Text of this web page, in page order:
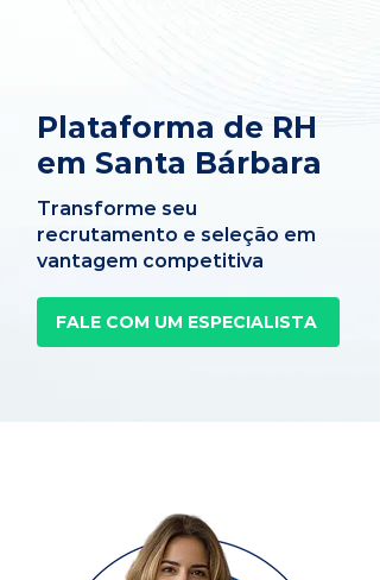
Plataforma de RH
em Santa Bárbara
Transforme seu
recrutamento e seleção em
vantagem competitiva
FALE COM UM ESPECIALISTA